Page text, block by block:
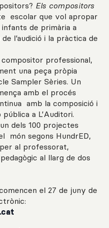
Els compositors
escolar que vol apropar
de primària a
l’audició i la pràctica de
compositor professional,
una peça pròpia
Sampler Sèries. Un
amb el procés
amb la composició i
a L’Auditori.
dels 100 projectes
món segons HundrED,
al professorat,
al llarg de dos
el 27 de juny de